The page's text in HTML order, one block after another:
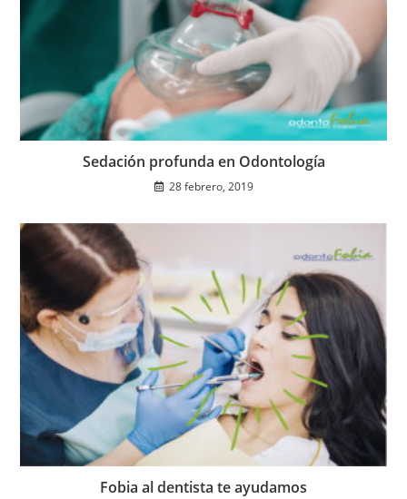
Sedación profunda en Odontología
28 febrero, 2019
Fobia al dentista te ayudamos